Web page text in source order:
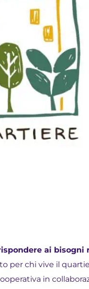
ai
per chi vive il
in